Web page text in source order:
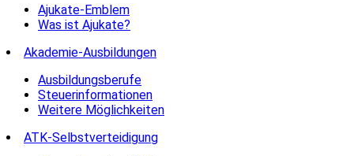
Ajukate-Emblem
Was ist Ajukate?
Akademie-Ausbildungen
Ausbildungsberufe
Steuerinformationen
Weitere Möglichkeiten
ATK-Selbstverteidigung